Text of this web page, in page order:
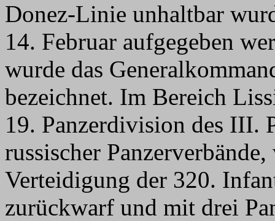
Donez-Linie unhaltbar
14. Februar aufgegeben
wurde das
bezeichnet. Im Bereich
19. Panzerdivision des III.
russischer
Verteidigung der 320.
zurückwarf und mit drei